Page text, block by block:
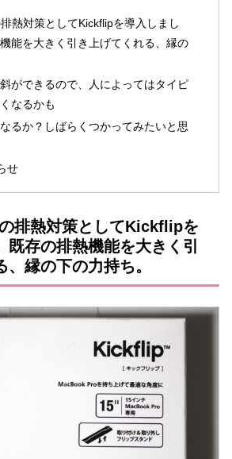
熱対策としてKickflipを導入しまし
能を大きく引き上げてくれる、縁の
ができるので、人によってはタイピ
なるかも
るか？しばらくつかってみたいと思
せ
排熱対策としてKickflipを
既存の排熱機能を大きく引
、縁の下の力持ち。